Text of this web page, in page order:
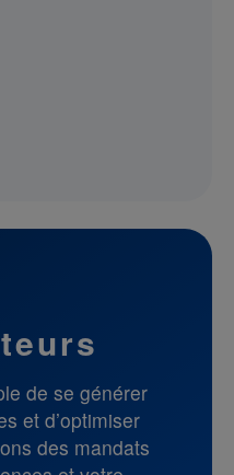
de se générer
et d’optimiser
des mandats